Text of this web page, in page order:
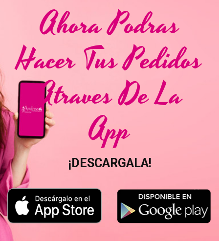
Ahora Podras
Hacer Tus Pedidos
Atraves De La
App
¡DESCARGALA!